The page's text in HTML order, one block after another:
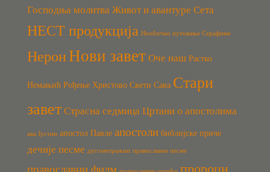
Господња молитва Живот и авантуре Сета
НЕСТ продукција Необично путовање Серафиме
Нерон Нови завет Оче наш Растко
Немањић Рођење Христово Свети Сава Стари
завет Страсна седмица Цртани о апостолима
ава Јустин апостол Павле апостоли библијске приче
дечије песме дугометражни православне песме
православни филм пророци